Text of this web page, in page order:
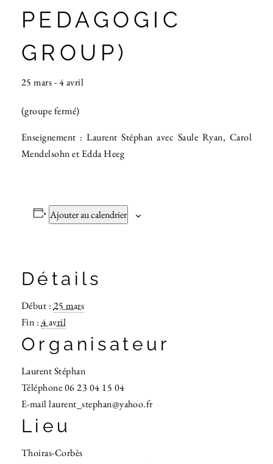
PEDAGOGIC
GROUP)
25 mars-4 avril
(groupe fermé)
Enseignement : Laurent Stéphan avec Saule Ryan, Carol
Mendelsohn et Edda Heeg
Ajouter au calendrier
Détails
Début : 25 mars
Fin : 4 avril
Lieu
Thoiras-Corbès
Organisateur
Laurent Stéphan
Téléphone06 23 04 15 04
E-maillaurent_stephan@yahoo.fr